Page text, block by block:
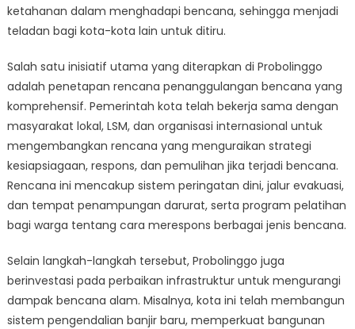
Lain
ketahanan dalam menghadapi bencana, sehingga menjadi
teladan bagi kota-kota lain untuk ditiru.
Salah satu inisiatif utama yang diterapkan di Probolinggo
adalah penetapan rencana penanggulangan bencana yang
komprehensif. Pemerintah kota telah bekerja sama dengan
masyarakat lokal, LSM, dan organisasi internasional untuk
mengembangkan rencana yang menguraikan strategi
kesiapsiagaan, respons, dan pemulihan jika terjadi bencana.
Rencana ini mencakup sistem peringatan dini, jalur evakuasi,
dan tempat penampungan darurat, serta program pelatihan
bagi warga tentang cara merespons berbagai jenis bencana.
Selain langkah-langkah tersebut, Probolinggo juga
berinvestasi pada perbaikan infrastruktur untuk mengurangi
dampak bencana alam. Misalnya, kota ini telah membangun
sistem pengendalian banjir baru, memperkuat bangunan